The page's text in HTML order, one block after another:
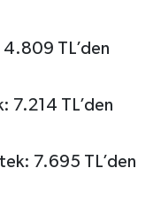
4.809 TL’den
7.214 TL’den
7.695 TL’den